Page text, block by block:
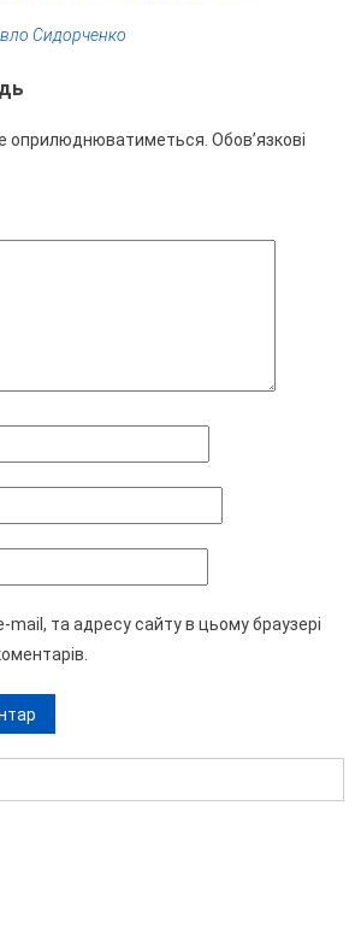
Сидорченко
оприлюднюватиметься. Обов’язкові
mail, та адресу сайту в цьому браузері